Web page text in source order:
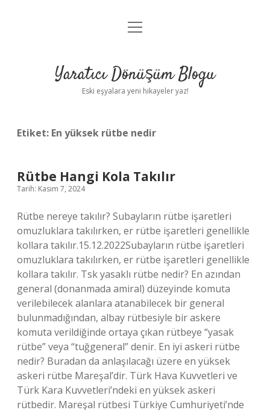
Anasayfa
Yasal Uyarı
menüyü
Yaratıcı Dönüşüm Blogu
Eski eşyalara yeni hikayeler yaz!
Etiket: En yüksek rütbe nedir
Rütbe Hangi Kola Takılır
Tarih: Kasım 7, 2024
Rütbe nereye takılır? Subayların rütbe işaretleri
omuzluklara takılırken, er rütbe işaretleri genellikle
kollara takılır.15.12.2022Subayların rütbe işaretleri
omuzluklara takılırken, er rütbe işaretleri genellikle
kollara takılır. Tsk yasaklı rütbe nedir? En azından
general (donanmada amiral) düzeyinde komuta
verilebilecek alanlara atanabilecek bir general
bulunmadığından, albay rütbesiyle bir askere
komuta verildiğinde ortaya çıkan rütbeye “yasak
rütbe” veya “tuğgeneral” denir. En iyi askeri rütbe
nedir? Buradan da anlaşılacağı üzere en yüksek
askeri rütbe Mareşal’dir. Türk Hava Kuvvetleri ve
Türk Kara Kuvvetleri’ndeki en yüksek askeri
rütbedir. Mareşal rütbesi Türkiye Cumhuriyeti’nde